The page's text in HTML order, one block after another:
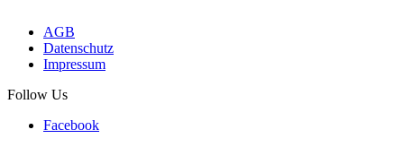
AGB
Datenschutz
Impressum
Follow Us
Facebook